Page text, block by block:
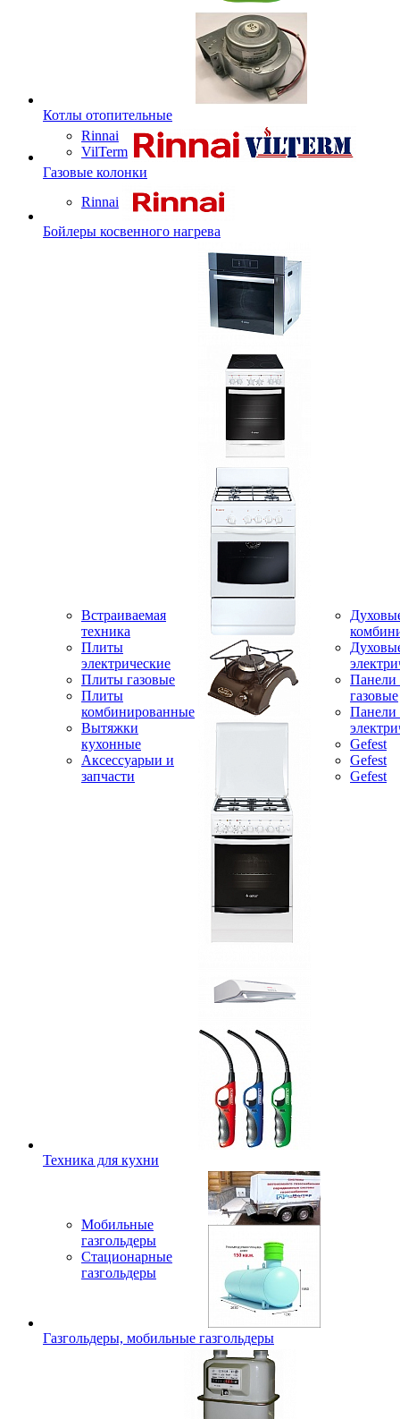
Котлы отопительные
Rinnai
VilTerm
Газовые колонки
Rinnai
Бойлеры косвенного нагрева
Встраиваемая
техника
Плиты
электрические
Плиты газовые
Плиты
комбинированные
Вытяжки
кухонные
Аксессуарыи и
запчасти
Панели
газовые
Панели
Gefest
Gefest
Gefest
Техника для кухни
Мобильные
газгольдеры
Стационарные
газгольдеры
Газгольдеры, мобильные газгольдеры